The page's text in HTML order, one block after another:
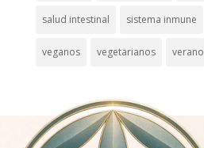
salud intestinal sistema inmune
veganos vegetarianos verano